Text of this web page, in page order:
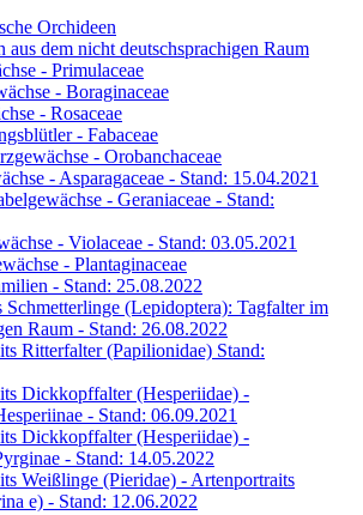
Orchideen
aus dem nicht deutschsprachigen Raum
- Primulaceae
- Boraginaceae
- Rosaceae
- Fabaceae
- Orobanchaceae
- Asparagaceae - Stand: 15.04.2021
- Geraniaceae - Stand:
- Violaceae - Stand: 03.05.2021
- Plantaginaceae
- Stand: 25.08.2022
Schmetterlinge (Lepidoptera): Tagfalter im
Raum - Stand: 26.08.2022
Ritterfalter (Papilionidae) Stand:
Dickkopffalter (Hesperiidae) -
- Stand: 06.09.2021
Dickkopffalter (Hesperiidae) -
- Stand: 14.05.2022
Weißlinge (Pieridae) - Artenportraits
e) - Stand: 12.06.2022